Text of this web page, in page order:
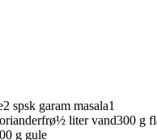
2 spsk garam masala1
½ liter vand300 g
g gule